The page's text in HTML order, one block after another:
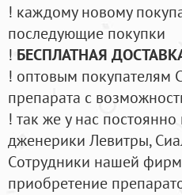
! каждому новому
последующие покупки
! БЕСПЛАТНАЯ
! оптовым
препарата с
! так же у нас
дженерики Левитры,
Cотрудники нашей
приобретение